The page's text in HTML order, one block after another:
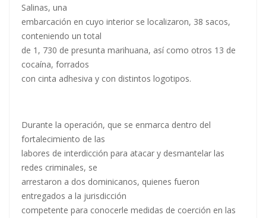
Salinas, una
embarcación en cuyo interior se localizaron, 38 sacos,
conteniendo un total
de 1, 730 de presunta marihuana, así como otros 13 de
cocaína, forrados
con cinta adhesiva y con distintos logotipos.
Durante la operación, que se enmarca dentro del
fortalecimiento de las
labores de interdicción para atacar y desmantelar las
redes criminales, se
arrestaron a dos dominicanos, quienes fueron
entregados a la jurisdicción
competente para conocerle medidas de coerción en las